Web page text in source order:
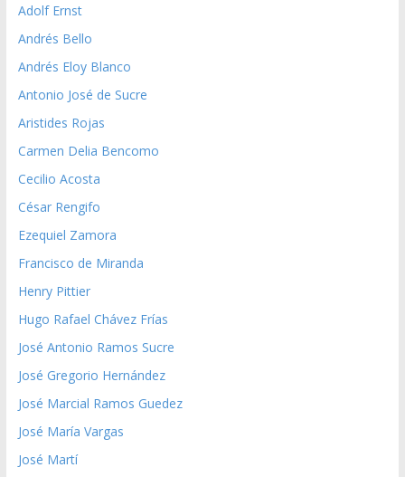
Adolf Ernst
Andrés Bello
Andrés Eloy Blanco
Antonio José de Sucre
Aristides Rojas
Carmen Delia Bencomo
Cecilio Acosta
César Rengifo
Ezequiel Zamora
Francisco de Miranda
Henry Pittier
Hugo Rafael Chávez Frías
José Antonio Ramos Sucre
José Gregorio Hernández
José Marcial Ramos Guedez
José María Vargas
José Martí